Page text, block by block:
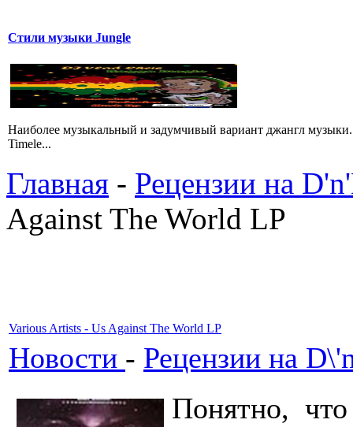
Стили музыки Jungle
Hаиболее музыкальный и задумчивый вариант джангл
Timele...
Главная - Рецензии на
Against The World LP
Various Artists - Us Against The World LP
Новости - Рецензии на
Понятно,